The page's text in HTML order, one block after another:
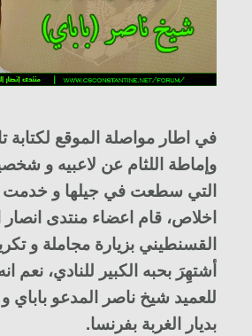
في اطار مواصلة الموقع لكتابة
وإماطة اللثام عن لاعبيه و
التي سطعت في جيلها و خدمت
اخلاص، قام اعضاء منتدى انصار
القسنطيني بزيارة مجاملة و
أشتهِرَ بحبه الكبير للنادي، نعم
للعميد شيخ ناصر المدعو باباي
بديار الغربة بفرنسا.